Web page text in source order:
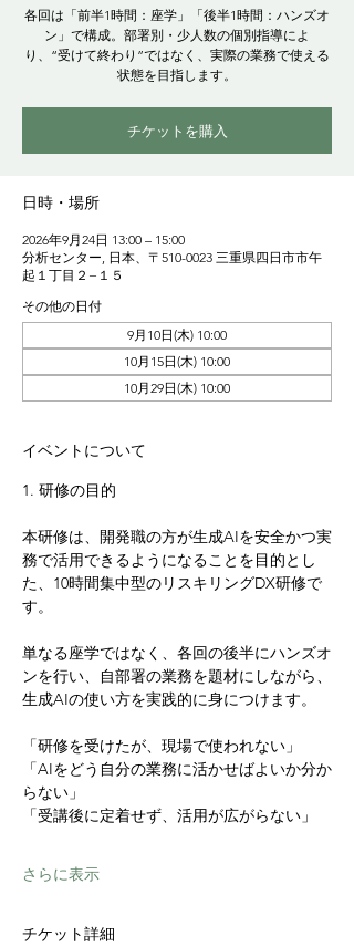
各回は「前半1時間：座学」「後半1時間：ハンズオ
ン」で構成。部署別・少人数の個別指導によ
り、“受けて終わり”ではなく、実際の業務で使える
状態を目指します。
チケットを購入
日時・場所
2026年9月24日 13:00 – 15:00
分析センター, 日本、〒510-0023 三重県四日市市午
起１丁目２−１５
その他の日付
9月10日(木) 10:00
10月15日(木) 10:00
10月29日(木) 10:00
イベントについて
1. 研修の目的
本研修は、開発職の方が生成AIを安全かつ実
務で活用できるようになることを目的とし
た、10時間集中型のリスキリングDX研修で
す。
単なる座学ではなく、各回の後半にハンズオ
ンを行い、自部署の業務を題材にしながら、
生成AIの使い方を実践的に身につけます。
「研修を受けたが、現場で使われない」
「AIをどう自分の業務に活かせばよいか分か
らない」
「受講後に定着せず、活用が広がらない」
さらに表示
チケット詳細